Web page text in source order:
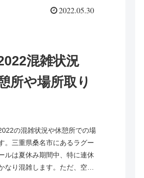
2022.05.30
混雑状況
所や場所取り
の混雑状況や休憩所での場
。三重県桑名市にあるラグー
ルは夏休み期間中、特に連休
り混雑します。ただ、空い